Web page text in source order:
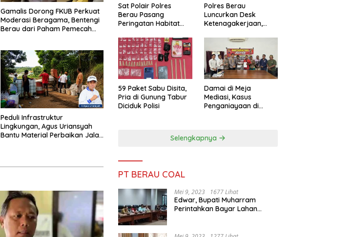
Gamalis Dorong FKUB Perkuat
Moderasi Beragama, Bentengi
Berau dari Paham Pemecah
Peduli Infrastruktur
Lingkungan, Agus Uriansyah
Bantu Material Perbaikan Jalan
Sat Polair Polres
Berau Pasang
Peringatan Habitat
Polres Berau
Luncurkan Desk
Ketenagakerjaan,
Didorong Tuntas
Lewat Mediasi
59 Paket Sabu Disita,
Pria di Gunung Tabur
Diciduk Polisi
Damai di Meja
Mediasi, Kasus
Penganiayaan di
Selengkapnya
PT BERAU COAL
Mei 9, 2023 1677 Lihat
Edwar, Bupati Muharram
Perintahkan Bayar Lahan